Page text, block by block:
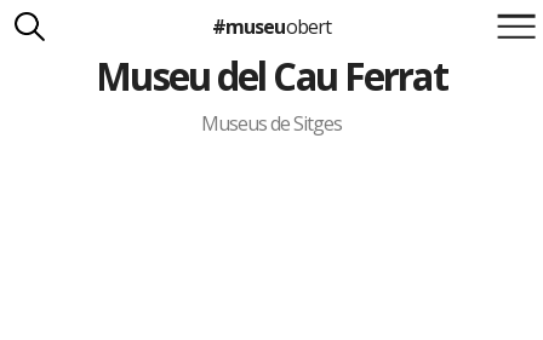
Suma't a la iniciativa
Carlota Royo
Francesca Barcellona
#museuobert
Museu del Cau Ferrat
Museus de Sitges